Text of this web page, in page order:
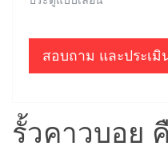
สอบถาม และประเมิ
รั้วคาวบอย